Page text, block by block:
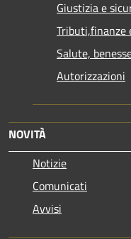
Giustizia e
Tributi,finanze
Salute,
Autorizzazioni
NOVITÀ
Notizie
Comunicati
Avvisi